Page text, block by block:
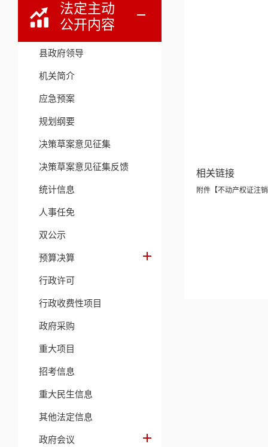
法定主动
公开内容
县政府领导
机关简介
应急预案
规划纲要
决策草案意见征集
决策草案意见征集反馈
统计信息
人事任免
双公示
预算决算
行政许可
行政收费性项目
政府采购
重大项目
招考信息
重大民生信息
其他法定信息
政府会议
相关链接
附件【不动产权证注